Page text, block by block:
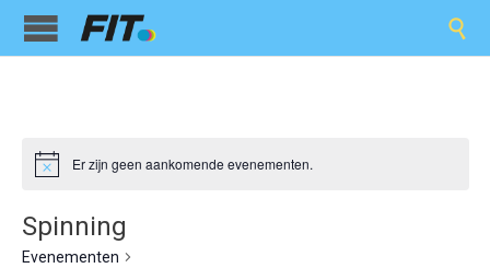

Er zijn geen aankomende evenementen.
Spinning
Evenementen